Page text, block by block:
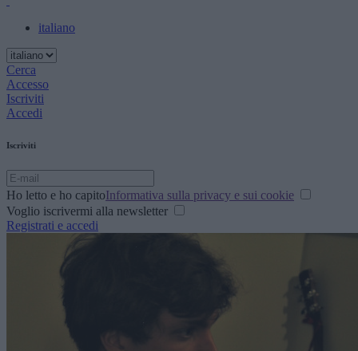
italiano
Cerca
Accesso
Iscriviti
Accedi
Iscriviti
Ho letto e ho capitoInformativa sulla privacy e sui cookie
Voglio iscrivermi alla newsletter
Registrati e accedi